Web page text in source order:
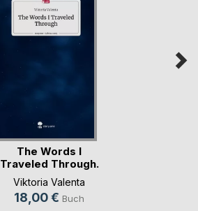
The Words I
Traveled Through.
Life(...)
Viktoria Valenta
18,00 € Buch